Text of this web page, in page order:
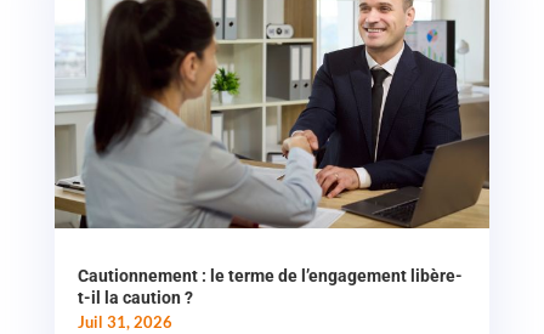
Cautionnement : le terme de l’engagement libère-
t-il la caution ?
Juil 31, 2026